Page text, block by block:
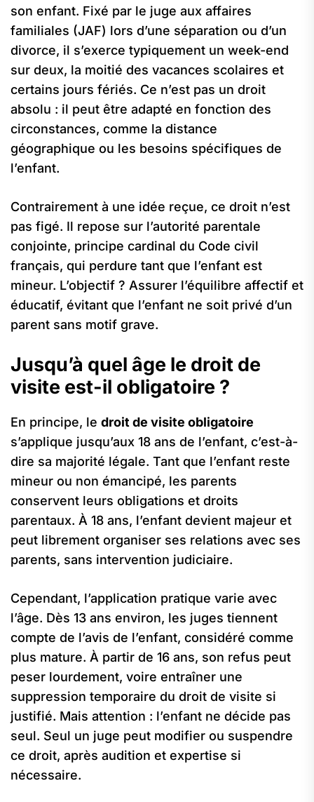
son enfant. Fixé par le juge aux affaires
familiales (JAF) lors d’une séparation ou d’un
divorce, il s’exerce typiquement un week-end
sur deux, la moitié des vacances scolaires et
certains jours fériés. Ce n’est pas un droit
absolu : il peut être adapté en fonction des
circonstances, comme la distance
géographique ou les besoins spécifiques de
l’enfant.
Contrairement à une idée reçue, ce droit n’est
pas figé. Il repose sur l’autorité parentale
conjointe, principe cardinal du Code civil
français, qui perdure tant que l’enfant est
mineur. L’objectif ? Assurer l’équilibre affectif et
éducatif, évitant que l’enfant ne soit privé d’un
parent sans motif grave.
Jusqu’à quel âge le droit de
visite est-il obligatoire ?
En principe, le droit de visite obligatoire
s’applique jusqu’aux 18 ans de l’enfant, c’est-à-
dire sa majorité légale. Tant que l’enfant reste
mineur ou non émancipé, les parents
conservent leurs obligations et droits
parentaux. À 18 ans, l’enfant devient majeur et
peut librement organiser ses relations avec ses
parents, sans intervention judiciaire.
Cependant, l’application pratique varie avec
l’âge. Dès 13 ans environ, les juges tiennent
compte de l’avis de l’enfant, considéré comme
plus mature. À partir de 16 ans, son refus peut
peser lourdement, voire entraîner une
suppression temporaire du droit de visite si
justifié. Mais attention : l’enfant ne décide pas
seul. Seul un juge peut modifier ou suspendre
ce droit, après audition et expertise si
nécessaire.